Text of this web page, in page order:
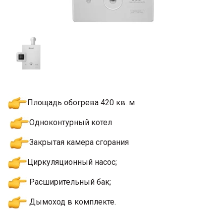
Площадь обогрева 420 кв. м
Одноконтурный котел
Закрытая камера сгорания
Циркуляционный насос;
Расширительный бак;
Дымоход в комплекте.